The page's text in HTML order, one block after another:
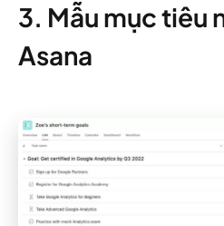
3. Mẫu mục tiêu
Asana